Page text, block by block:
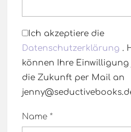
Ich akzeptiere die
Datenschutzerklärung .
können Ihre
die Zukunft per Mail an
Name *